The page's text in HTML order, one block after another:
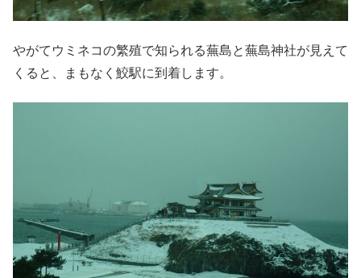
やがてウミネコの繁殖で知られる蕪島と蕪島神社が見えて
くると、まもなく鮫駅に到着します。